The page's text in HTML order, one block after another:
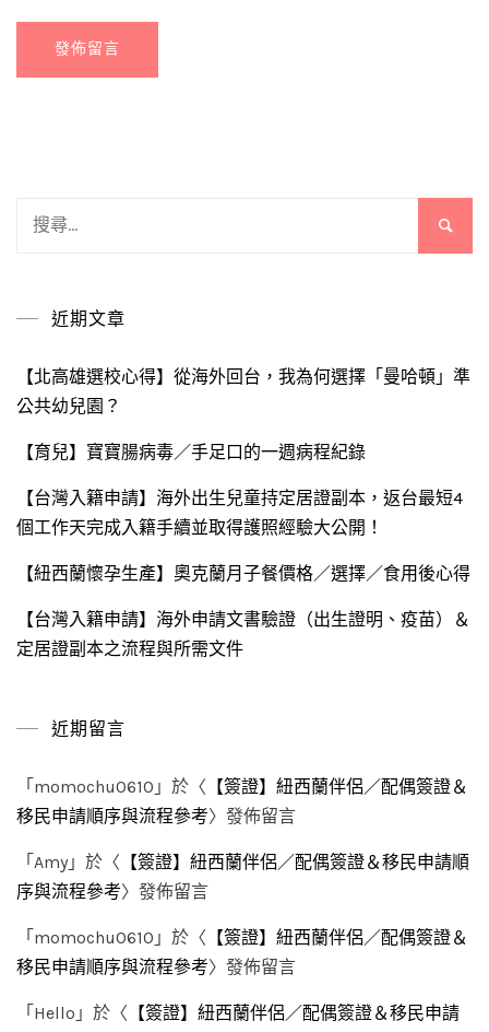
近期文章
【北高雄選校心得】從海外回台，我為何選擇「曼哈頓」準
公共幼兒園？
【育兒】寶寶腸病毒／手足口的一週病程紀錄
【台灣入籍申請】海外出生兒童持定居證副本，返台最短4
個工作天完成入籍手續並取得護照經驗大公開！
【紐西蘭懷孕生產】奧克蘭月子餐價格／選擇／食用後心得
【台灣入籍申請】海外申請文書驗證（出生證明、疫苗）＆
定居證副本之流程與所需文件
近期留言
「 momochu0610 」於〈 【簽證】紐西蘭伴侶／配偶簽證＆
移民申請順序與流程參考〉發佈留言
「 Amy 」於〈 【簽證】紐西蘭伴侶／配偶簽證＆移民申請順
序與流程參考〉發佈留言
「 momochu0610 」於〈 【簽證】紐西蘭伴侶／配偶簽證＆
移民申請順序與流程參考〉發佈留言
「 Hello 」於〈 【簽證】紐西蘭伴侶／配偶簽證＆移民申請